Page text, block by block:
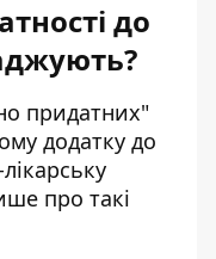
до
придатних"
додатку до
про такі